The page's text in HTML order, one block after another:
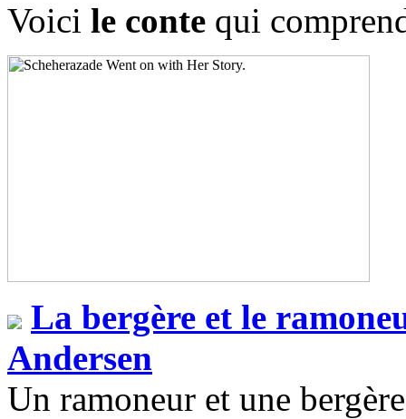
Voici le conte qui
La bergère et le
Andersen
Un ramoneur et une